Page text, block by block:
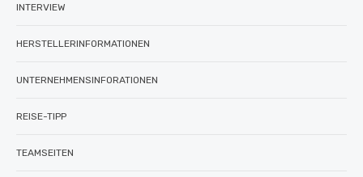
INTERVIEW
HERSTELLERINFORMATIONEN
UNTERNEHMENSINFORATIONEN
REISE-TIPP
TEAMSEITEN